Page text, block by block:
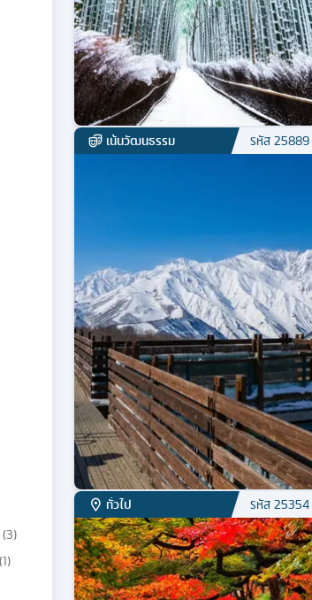
3
1
เน้นวัฒนธรรม รหัส25889
ทั่วไป รหัส25354